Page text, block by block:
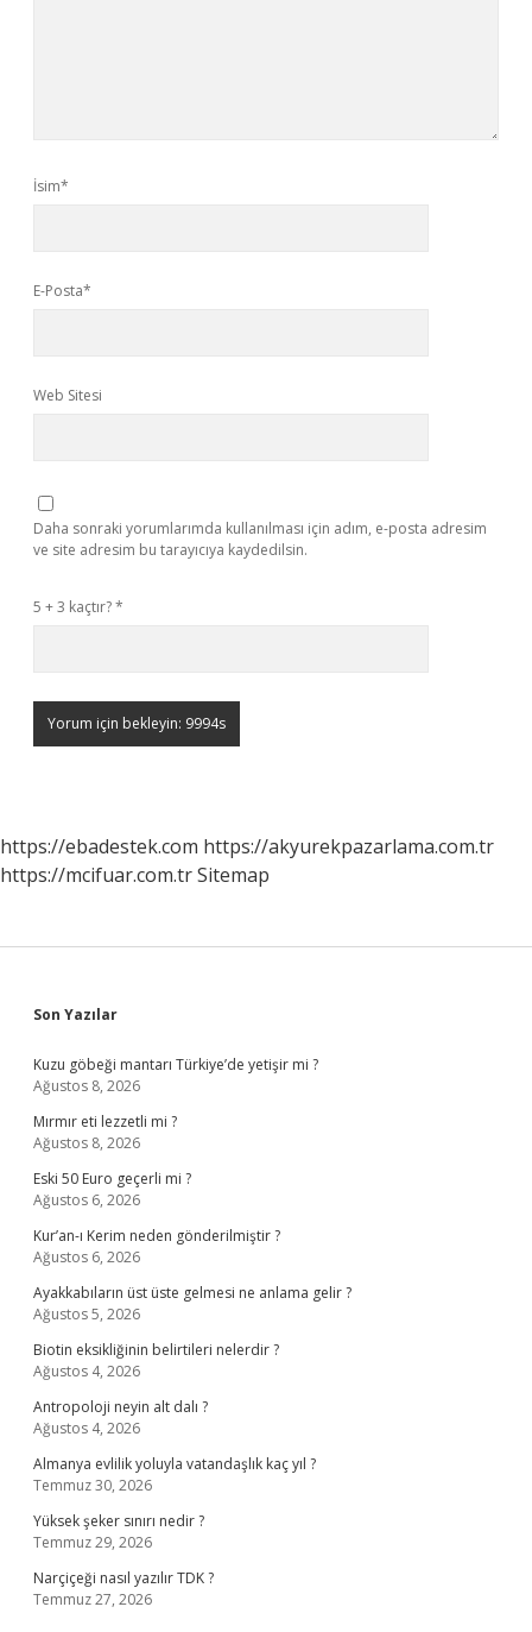
İsim*
E-Posta*
Web Sitesi
Daha sonraki yorumlarımda kullanılması için adım, e-posta adresim
ve site adresim bu tarayıcıya kaydedilsin.
5 + 3 kaçtır?*
https://ebadestek.com https://akyurekpazarlama.com.tr
https://mcifuar.com.trSitemap
Sidebar
Son Yazılar
Kuzu göbeği mantarı Türkiye’de yetişir mi ?
Ağustos 8, 2026
Mırmır eti lezzetli mi ?
Ağustos 8, 2026
Eski 50 Euro geçerli mi ?
Ağustos 6, 2026
Kur’an-ı Kerim neden gönderilmiştir ?
Ağustos 6, 2026
Ayakkabıların üst üste gelmesi ne anlama gelir ?
Ağustos 5, 2026
Biotin eksikliğinin belirtileri nelerdir ?
Ağustos 4, 2026
Antropoloji neyin alt dalı ?
Ağustos 4, 2026
Almanya evlilik yoluyla vatandaşlık kaç yıl ?
Temmuz 30, 2026
Yüksek şeker sınırı nedir ?
Temmuz 29, 2026
Narçiçeği nasıl yazılır TDK ?
Temmuz 27, 2026